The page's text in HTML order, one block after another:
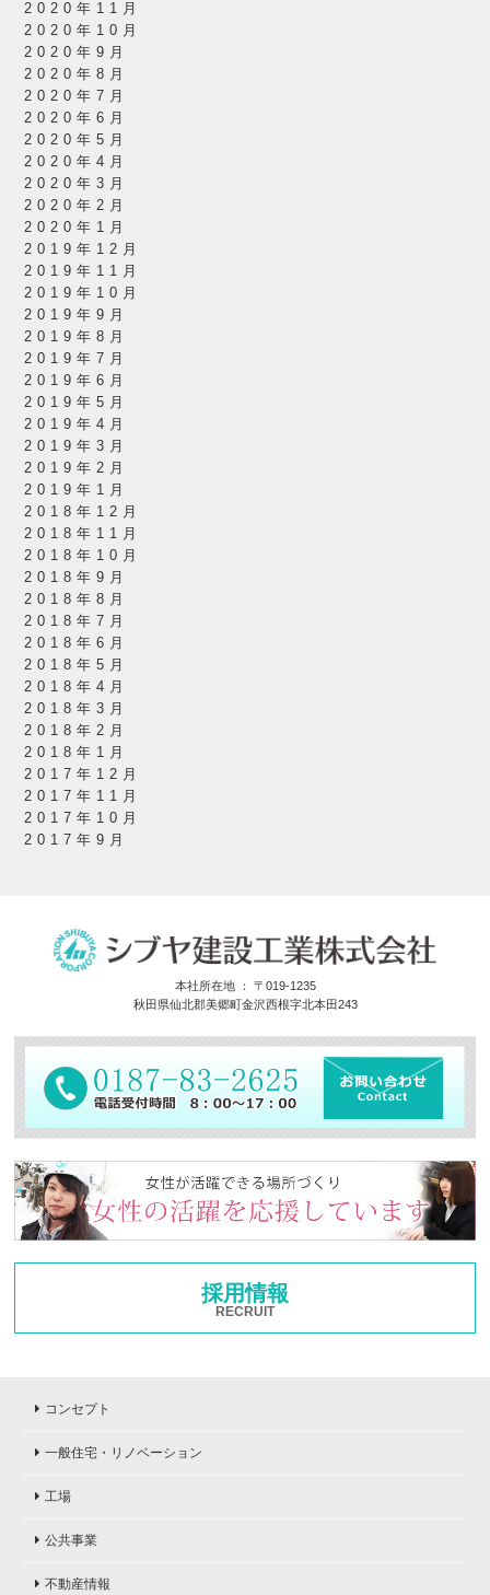
2020年11月
2020年10月
2020年9月
2020年8月
2020年7月
2020年6月
2020年5月
2020年4月
2020年3月
2020年2月
2020年1月
2019年12月
2019年11月
2019年10月
2019年9月
2019年8月
2019年7月
2019年6月
2019年5月
2019年4月
2019年3月
2019年2月
2019年1月
2018年12月
2018年11月
2018年10月
2018年9月
2018年8月
2018年7月
2018年6月
2018年5月
2018年4月
2018年3月
2018年2月
2018年1月
2017年12月
2017年11月
2017年10月
2017年9月
本社所在地 ： 〒019-1235
秋田県仙北郡美郷町金沢西根字北本田243
採用情報
RECRUIT
コンセプト
一般住宅・リノベーション
工場
公共事業
不動産情報